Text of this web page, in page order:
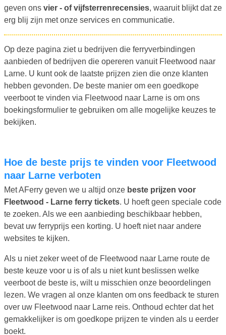
geven ons vier - of vijfsterrenrecensies, waaruit blijkt dat ze
erg blij zijn met onze services en communicatie.
Op deze pagina ziet u bedrijven die ferryverbindingen
aanbieden of bedrijven die opereren vanuit Fleetwood naar
Larne. U kunt ook de laatste prijzen zien die onze klanten
hebben gevonden. De beste manier om een goedkope
veerboot te vinden via Fleetwood naar Larne is om ons
boekingsformulier te gebruiken om alle mogelijke keuzes te
bekijken.
Hoe de beste prijs te vinden voor Fleetwood
naar Larne verboten
Met AFerry geven we u altijd onze beste prijzen voor
Fleetwood - Larne ferry tickets. U hoeft geen speciale code
te zoeken. Als we een aanbieding beschikbaar hebben,
bevat uw ferryprijs een korting. U hoeft niet naar andere
websites te kijken.
Als u niet zeker weet of de Fleetwood naar Larne route de
beste keuze voor u is of als u niet kunt beslissen welke
veerboot de beste is, wilt u misschien onze beoordelingen
lezen. We vragen al onze klanten om ons feedback te sturen
over uw Fleetwood naar Larne reis. Onthoud echter dat het
gemakkelijker is om goedkope prijzen te vinden als u eerder
boekt.